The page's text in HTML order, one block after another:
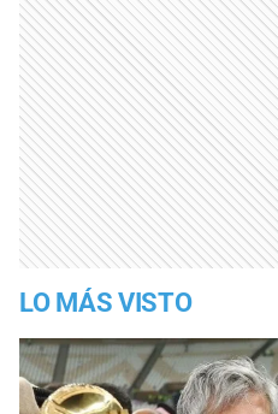
LO MÁS VISTO